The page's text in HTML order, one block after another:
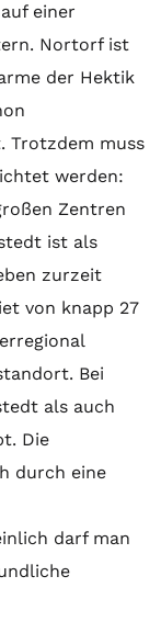
einer
Nortorf ist
der Hektik
Trotzdem muss
werden:
Zentren
ist als
zurzeit
von knapp 27
Bei
als auch
Die
durch eine
darf man